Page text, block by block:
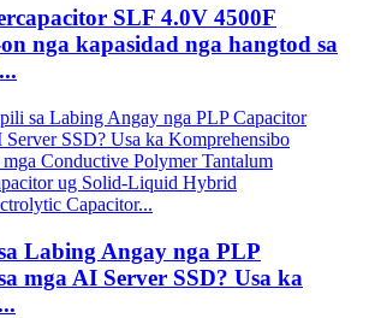
SLF 4.0V 4500F
nga kapasidad nga hangtod sa
Labing Angay nga PLP
mga AI Server SSD? Usa ka